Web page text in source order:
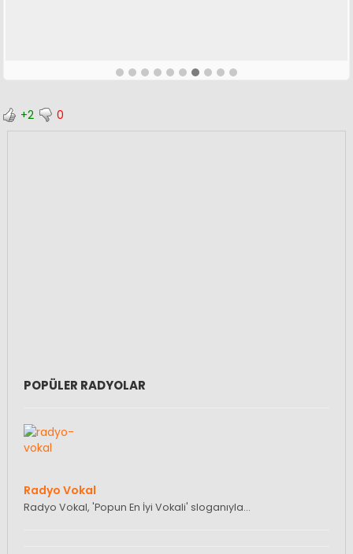
+2 0
POPÜLER RADYOLAR
Radyo Vokal
Radyo Vokal, 'Popun En İyi Vokali' sloganıyla…